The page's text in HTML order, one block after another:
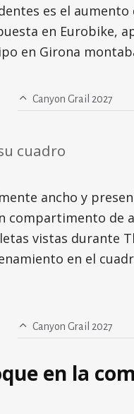
es el
en Eurobike,
en Girona
Canyon Grail 2027
cuadro
ancho y
de
vistas durante
en el
Canyon Grail 2027
en la